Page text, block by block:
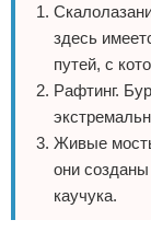
здесь
путей, с
Рафтинг.
Живые
они
каучука.